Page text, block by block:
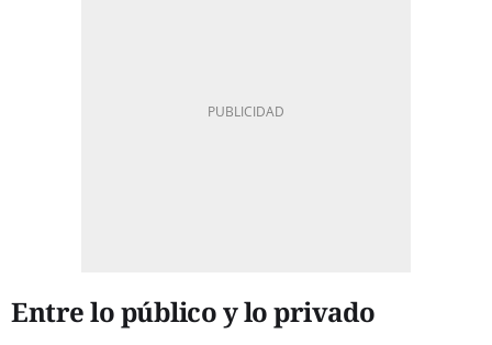
Entre lo público y lo privado